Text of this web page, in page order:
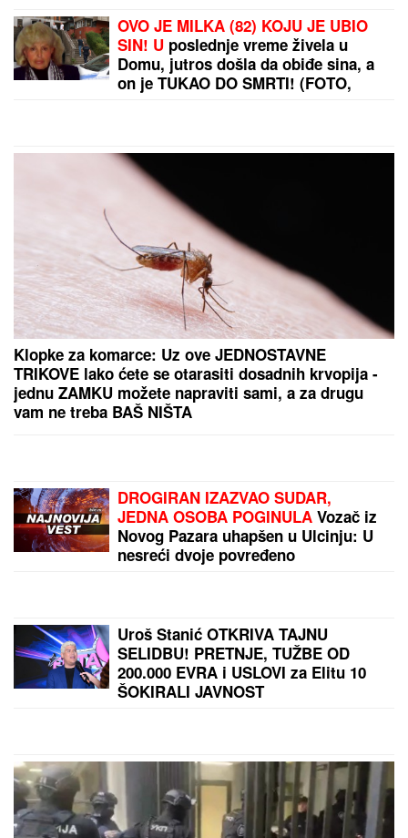
OVO JE MILKA (82) KOJU JE UBIO
SIN! U poslednje vreme živela u
Domu, jutros došla da obiđe sina, a
on je TUKAO DO SMRTI! (FOTO,
Klopke za komarce: Uz ove JEDNOSTAVNE
TRIKOVE lako ćete se otarasiti dosadnih krvopija -
jednu ZAMKU možete napraviti sami, a za drugu
vam ne treba BAŠ NIŠTA
DROGIRAN IZAZVAO SUDAR,
JEDNA OSOBA POGINULA Vozač iz
Novog Pazara uhapšen u Ulcinju: U
nesreći dvoje povređeno
Uroš Stanić OTKRIVA TAJNU
SELIDBU! PRETNJE, TUŽBE OD
200.000 EVRA i USLOVI za Elitu 10
ŠOKIRALI JAVNOST